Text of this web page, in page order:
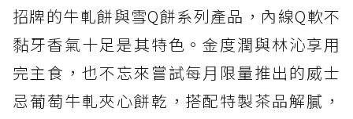
招牌的牛軋餅與雪Q餅系列產品，內線Q軟不
黏牙香氣十足是其特色。金度潤與林沁享用
完主食，也不忘來嘗試每月限量推出的威士
忌葡萄牛軋夾心餅乾，搭配特製茶品解膩，